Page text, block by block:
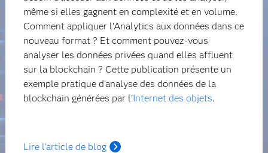
même si elles gagnent en complexité et en volume.
Comment appliquer l'Analytics aux données dans ce
nouveau format ? Et comment pouvez-vous
analyser les données privées quand elles affluent
sur la blockchain ? Cette publication présente un
exemple pratique d'analyse des données de la
blockchain générées par l'Internet des objets.
Lire l'article de blog